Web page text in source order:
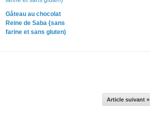
Gâteau au chocolat
Reine de Saba {sans
farine et sans gluten)
Article suivant »